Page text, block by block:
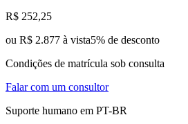
R$ 252,25
ou R$ 2.877 à vista5% de desconto
Condições de matrícula sob consulta
Falar com um consultor
Suporte humano em PT-BR